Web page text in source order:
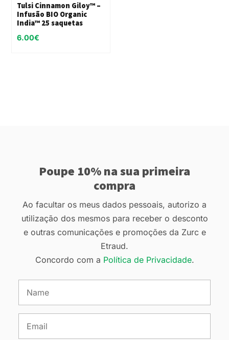
Tulsi Cinnamon Giloy™ –
Infusão BIO Organic
India™ 25 saquetas
6.00€
Poupe 10% na sua primeira
compra
Ao facultar os meus dados pessoais, autorizo a
utilização dos mesmos para receber o desconto
e outras comunicações e promoções da Zurc e
Etraud.
Concordo com a Política de Privacidade.